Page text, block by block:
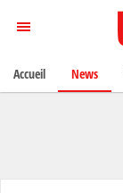
Accueil News